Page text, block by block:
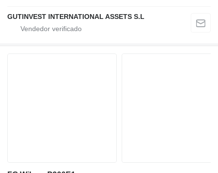
GUTINVEST INTERNATIONAL ASSETS S.L